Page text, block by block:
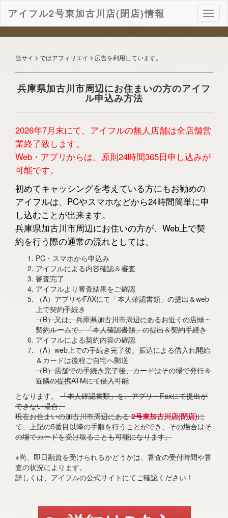
ナ
ビ
ゲ
ン
アイフル2号東加古川店(閉店)情報
当サイトではアフィリエイト広告を利用しています。
兵庫県加古川市周辺にお住まいの方のアイフ
ル申込み方法
2026年7月末にて、アイフルの無人店舗は全店舗営
業終了致します。
Web・アプリからは、原則24時間365日申し込みが
可能です。
初めてキャッシングを考えている方にもお勧めの
アイフルは、PCやスマホなどから24時間簡単に申
し込むことが出来ます。
兵庫県加古川市周辺にお住いの方が、Web上で契
約を行う際の通常の流れとしては、
PC・スマホから申込み
アイフルによる内容確認＆審査
審査完了
アイフルより審査結果をご確認
（A）アプリやFAXにて「本人確認書類」の提出＆web
上で契約手続き
（B）又は、兵庫県加古川市周辺にあるお近くの店頭・
契約ルームで、「本人確認書類」の提出＆契約手続き
アイフルによる契約内容の確認
（A）web上での手続き完了後、振込による借入れ開始
＆カードは後程ご自宅へ郵送
（B）店舗での手続き完了後、カードはその場で発行＆
近隣の提携ATMにて借入可能
となります。 「本人確認書類」を、アプリ・Faxにて提出が
できない場合、
現在お住まいの加古川市周辺にある2号東加古川店(閉店)に
て、上記の5番目以降の手順を行うことができ、その場合はそ
の場でカードを受け取ることも可能になります。
※尚、即日融資を受けられるかどうかは、審査の受付時間や審
査の状況によります。
詳しくは、アイフルの公式サイトにてご確認ください！